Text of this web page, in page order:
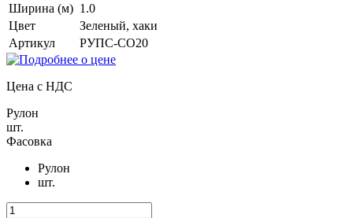
Ширина (м) 1.0
Цвет
Зеленый, хаки
Артикул
РУПС-СО20
Цена с НДС
Рулон
шт.
Фасовка
Рулон
шт.